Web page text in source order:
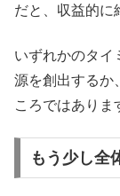
だと、収益的に
いずれかのタイ
源を創出するか
ころではありま
もう少し全